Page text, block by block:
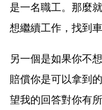
是一名職工。那麼
想繼續工作，找到
另一個是如果你不
賠償你是可以拿到
望我的回答對你有所